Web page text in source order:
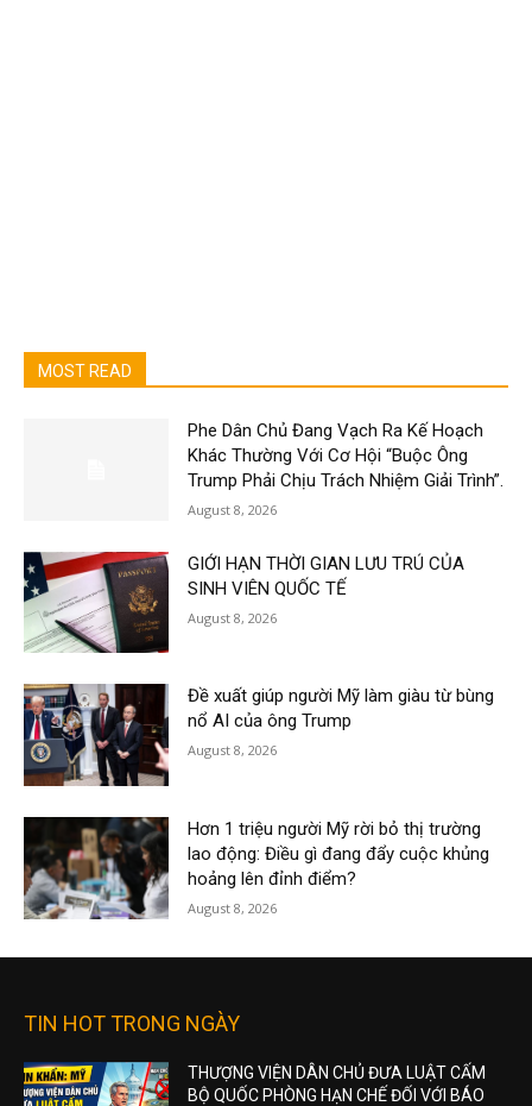
MOST READ
Phe Dân Chủ Đang Vạch Ra Kế Hoạch
Khác Thường Với Cơ Hội “Buộc Ông
Trump Phải Chịu Trách Nhiệm Giải Trình”.
August 8, 2026
GIỚI HẠN THỜI GIAN LƯU TRÚ CỦA
SINH VIÊN QUỐC TẾ
August 8, 2026
Đề xuất giúp người Mỹ làm giàu từ bùng
nổ AI của ông Trump
August 8, 2026
Hơn 1 triệu người Mỹ rời bỏ thị trường
lao động: Điều gì đang đẩy cuộc khủng
hoảng lên đỉnh điểm?
August 8, 2026
TIN HOT TRONG NGÀY
THƯỢNG VIỆN DÂN CHỦ ĐƯA LUẬT CẤM
BỘ QUỐC PHÒNG HẠN CHẾ ĐỐI VỚI BÁO